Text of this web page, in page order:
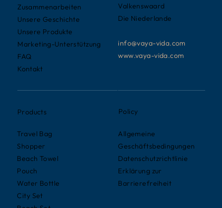
Valkenswaard
Die Niederlande
info@vaya-vida.com
www.vaya-vida.com
Zusammenarbeiten
Unsere Geschichte
Unsere Produkte
Marketing-Unterstützung
FAQ
Kontakt
Products
Travel Bag
Shopper
Beach Towel
Pouch
Water Bottle
City Set
Policy
Allgemeine
Geschäftsbedingungen
Datenschutzrichtlinie
Erklärung zur
Barrierefreiheit